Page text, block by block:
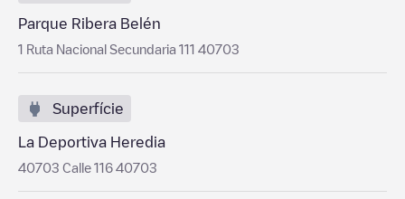
Parque Ribera Belén
1 Ruta Nacional Secundaria 111 40703
Superfície
La Deportiva Heredia
40703 Calle 116 40703